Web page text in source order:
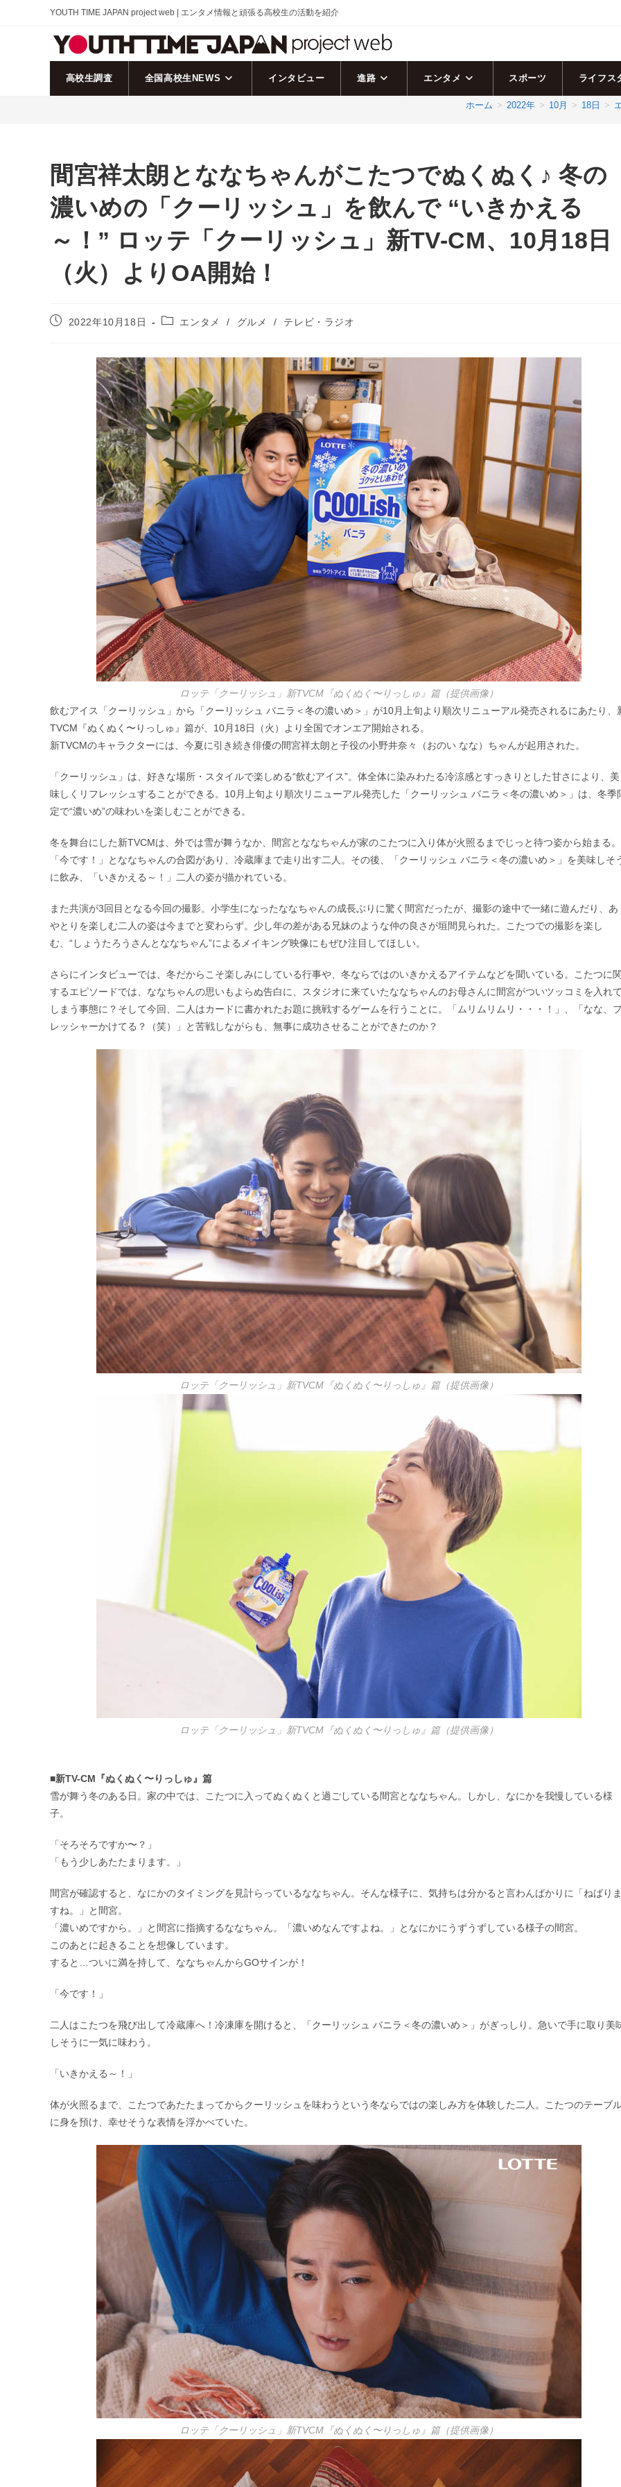
YOUTH TIME JAPAN project web | エンタメ情報と頑張る高校生の活動を紹介
高校生調査 全国高校生NEWS インタビュー 進路 エンタメ スポーツ ライフス
ホーム > 2022年 > 10月 > 18日 >
間宮祥太朗とななちゃんがこたつでぬくぬく♪ 冬の
濃いめの「クーリッシュ」を飲んで “いきかえる
～！” ロッテ「クーリッシュ」新TV-CM、10月18日
（火）よりOA開始！
投
2022年10月18日
投
テ
ゴ
リ
ー:
エンタメ / グルメ / テレビ・ラジオ
ロッテ「クーリッシュ」新TVCM『ぬくぬく〜りっしゅ』篇（提供画像）
飲むアイス「クーリッシュ」から「クーリッシュ バニラ＜冬の濃いめ＞」が10月上旬より順次リニューアル発売されるにあたり、
TVCM『ぬくぬく〜りっしゅ』篇が、10月18日（火）より全国でオンエア開始される。
新TVCMのキャラクターには、今夏に引き続き俳優の間宮祥太朗と子役の小野井奈々（おのい なな）ちゃんが起用された。
「クーリッシュ」は、好きな場所・スタイルで楽しめる“飲むアイス”。体全体に染みわたる冷涼感とすっきりとした甘さにより、美
味しくリフレッシュすることができる。10月上旬より順次リニューアル発売した「クーリッシュ バニラ＜冬の濃いめ＞」は、冬季
定で“濃いめ”の味わいを楽しむことができる。
冬を舞台にした新TVCMは、外では雪が舞うなか、間宮とななちゃんが家のこたつに入り体が火照るまでじっと待つ姿から始まる。
「今です！」とななちゃんの合図があり、冷蔵庫まで走り出す二人。その後、「クーリッシュ バニラ＜冬の濃いめ＞」を美味しそ
に飲み、「いきかえる～！」二人の姿が描かれている。
また共演が3回目となる今回の撮影。小学生になったななちゃんの成長ぶりに驚く間宮だったが、撮影の途中で一緒に遊んだり、あ
やとりを楽しむ二人の姿は今までと変わらず。少し年の差がある兄妹のような仲の良さが垣間見られた。こたつでの撮影を楽し
む、“しょうたろうさんとななちゃん”によるメイキング映像にもぜひ注目してほしい。
さらにインタビューでは、冬だからこそ楽しみにしている行事や、冬ならではのいきかえるアイテムなどを聞いている。こたつに関
するエピソードでは、ななちゃんの思いもよらぬ告白に、スタジオに来ていたななちゃんのお母さんに間宮がついツッコミを入れて
しまう事態に？そして今回、二人はカードに書かれたお題に挑戦するゲームを行うことに。「ムリムリムリ・・・！」、「なな、
レッシャーかけてる？（笑）」と苦戦しながらも、無事に成功させることができたのか？
ロッテ「クーリッシュ」新TVCM『ぬくぬく〜りっしゅ』篇（提供画像）
ロッテ「クーリッシュ」新TVCM『ぬくぬく〜りっしゅ』篇（提供画像）
■新TV-CM『ぬくぬく〜りっしゅ』篇
雪が舞う冬のある日。家の中では、こたつに入ってぬくぬくと過ごしている間宮とななちゃん。しかし、なにかを我慢している様
子。
「そろそろですか〜？」
「もう少しあたたまります。」
間宮が確認すると、なにかのタイミングを見計らっているななちゃん。そんな様子に、気持ちは分かると言わんばかりに「ねばりま
すね。」と間宮。
「濃いめですから。」と間宮に指摘するななちゃん。「濃いめなんですよね。」となにかにうずうずしている様子の間宮。
このあとに起きることを想像しています。
すると…ついに満を持して、ななちゃんからGOサインが！
「今です！」
二人はこたつを飛び出して冷蔵庫へ！冷凍庫を開けると、「クーリッシュ バニラ＜冬の濃いめ＞」がぎっしり。急いで手に取り美
しそうに一気に味わう。
「いきかえる～！」
体が火照るまで、こたつであたたまってからクーリッシュを味わうという冬ならではの楽しみ方を体験した二人。こたつのテーブ
に身を預け、幸せそうな表情を浮かべていた。
ロッテ「クーリッシュ」新TVCM『ぬくぬく〜りっしゅ』篇（提供画像）